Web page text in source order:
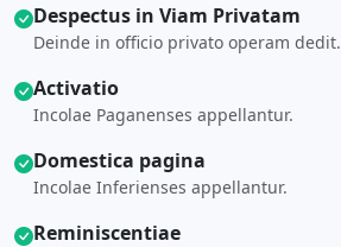
Despectus in Viam Privatam
Deinde in officio privato operam dedit.
Activatio
Incolae Paganenses appellantur.
Domestica pagina
Incolae Inferienses appellantur.
Reminiscentiae